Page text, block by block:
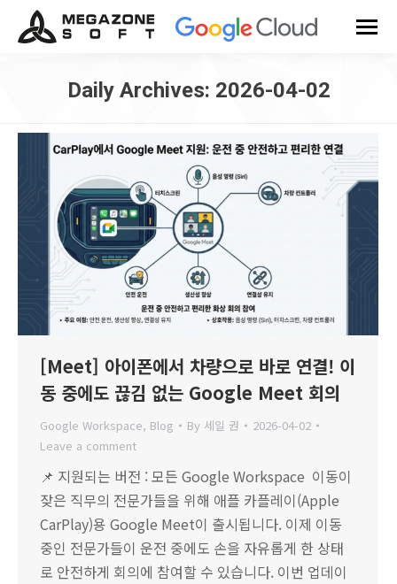
Daily Archives: 2026-04-02
[Meet] 아이폰에서 차량으로 바로 연결! 이
동 중에도 끊김 없는 Google Meet 회의
Google Workspace, Blog By 세일 권
2026-04-02
Leave a comment
📌 지원되는 버전 : 모든 Google Workspace 이동이
잦은 직무의 전문가들을 위해 애플 카플레이(Apple
CarPlay)용 Google Meet이 출시됩니다. 이제 이동
중인 전문가들이 운전 중에도 손을 자유롭게 한 상태
로 안전하게 회의에 참여할 수 있습니다. 이번 업데이